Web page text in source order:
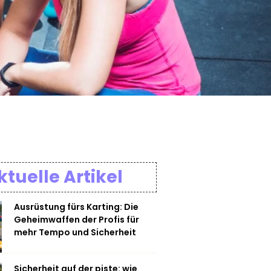
Artikel
Ausrüstung fürs Karting: Die
Geheimwaffen der Profis für
mehr Tempo und Sicherheit
Sicherheit auf der piste: wie